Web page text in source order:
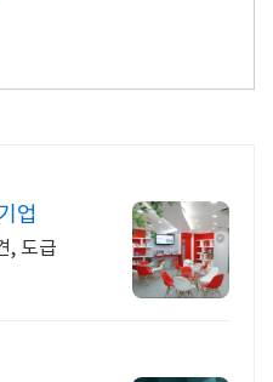
업
, 도급